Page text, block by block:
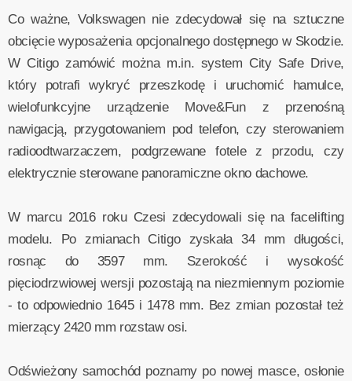
Co ważne, Volkswagen nie zdecydował się na sztuczne
obcięcie wyposażenia opcjonalnego dostępnego w Skodzie.
W Citigo zamówić można m.in. system City Safe Drive,
który potrafi wykryć przeszkodę i uruchomić hamulce,
wielofunkcyjne urządzenie Move&Fun z przenośną
nawigacją, przygotowaniem pod telefon, czy sterowaniem
radioodtwarzaczem, podgrzewane fotele z przodu, czy
elektrycznie sterowane panoramiczne okno dachowe.
W marcu 2016 roku Czesi zdecydowali się na facelifting
modelu. Po zmianach Citigo zyskała 34 mm długości,
rosnąc do 3597 mm. Szerokość i wysokość
pięciodrzwiowej wersji pozostają na niezmiennym poziomie
- to odpowiednio 1645 i 1478 mm. Bez zmian pozostał też
mierzący 2420 mm rozstaw osi.
Odświeżony samochód poznamy po nowej masce, osłonie